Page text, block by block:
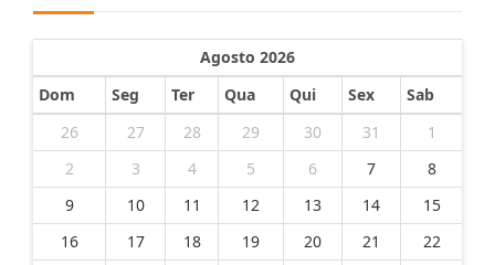
Agosto 2026
Dom
Seg Ter Qua Qui Sex
Sab
26
27 28 29 30 31
1
2
3 4 5 6 7
8
9
10 11 12 13 14
15
16
17 18 19 20 21
22